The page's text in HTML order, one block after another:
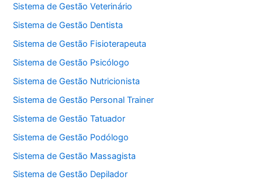
Sistema de Gestão Veterinário
Sistema de Gestão Dentista
Sistema de Gestão Fisioterapeuta
Sistema de Gestão Psicólogo
Sistema de Gestão Nutricionista
Sistema de Gestão Personal Trainer
Sistema de Gestão Tatuador
Sistema de Gestão Podólogo
Sistema de Gestão Massagista
Sistema de Gestão Depilador